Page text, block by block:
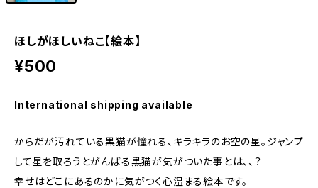
ほしがほしいねこ【絵本】
¥500
International shipping available
からだが汚れている黒猫が憧れる、キラキラのお空の星。ジャンプ
して星を取ろうとがんばる黒猫が気がついた事とは、、？
幸せはどこにあるのかに気がつく心温まる絵本です。